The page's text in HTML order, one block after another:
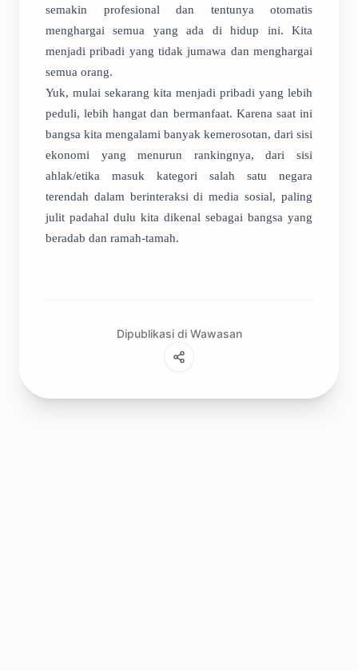
semakin profesional dan tentunya otomatis
menghargai semua yang ada di hidup ini. Kita
menjadi pribadi yang tidak jumawa dan menghargai
semua orang.
Yuk, mulai sekarang kita menjadi pribadi yang lebih
peduli, lebih hangat dan bermanfaat. Karena saat ini
bangsa kita mengalami banyak kemerosotan, dari sisi
ekonomi yang menurun rankingnya, dari sisi
ahlak/etika masuk kategori salah satu negara
terendah dalam berinteraksi di media sosial, paling
julit padahal dulu kita dikenal sebagai bangsa yang
beradab dan ramah-tamah.
Dipublikasi di Wawasan